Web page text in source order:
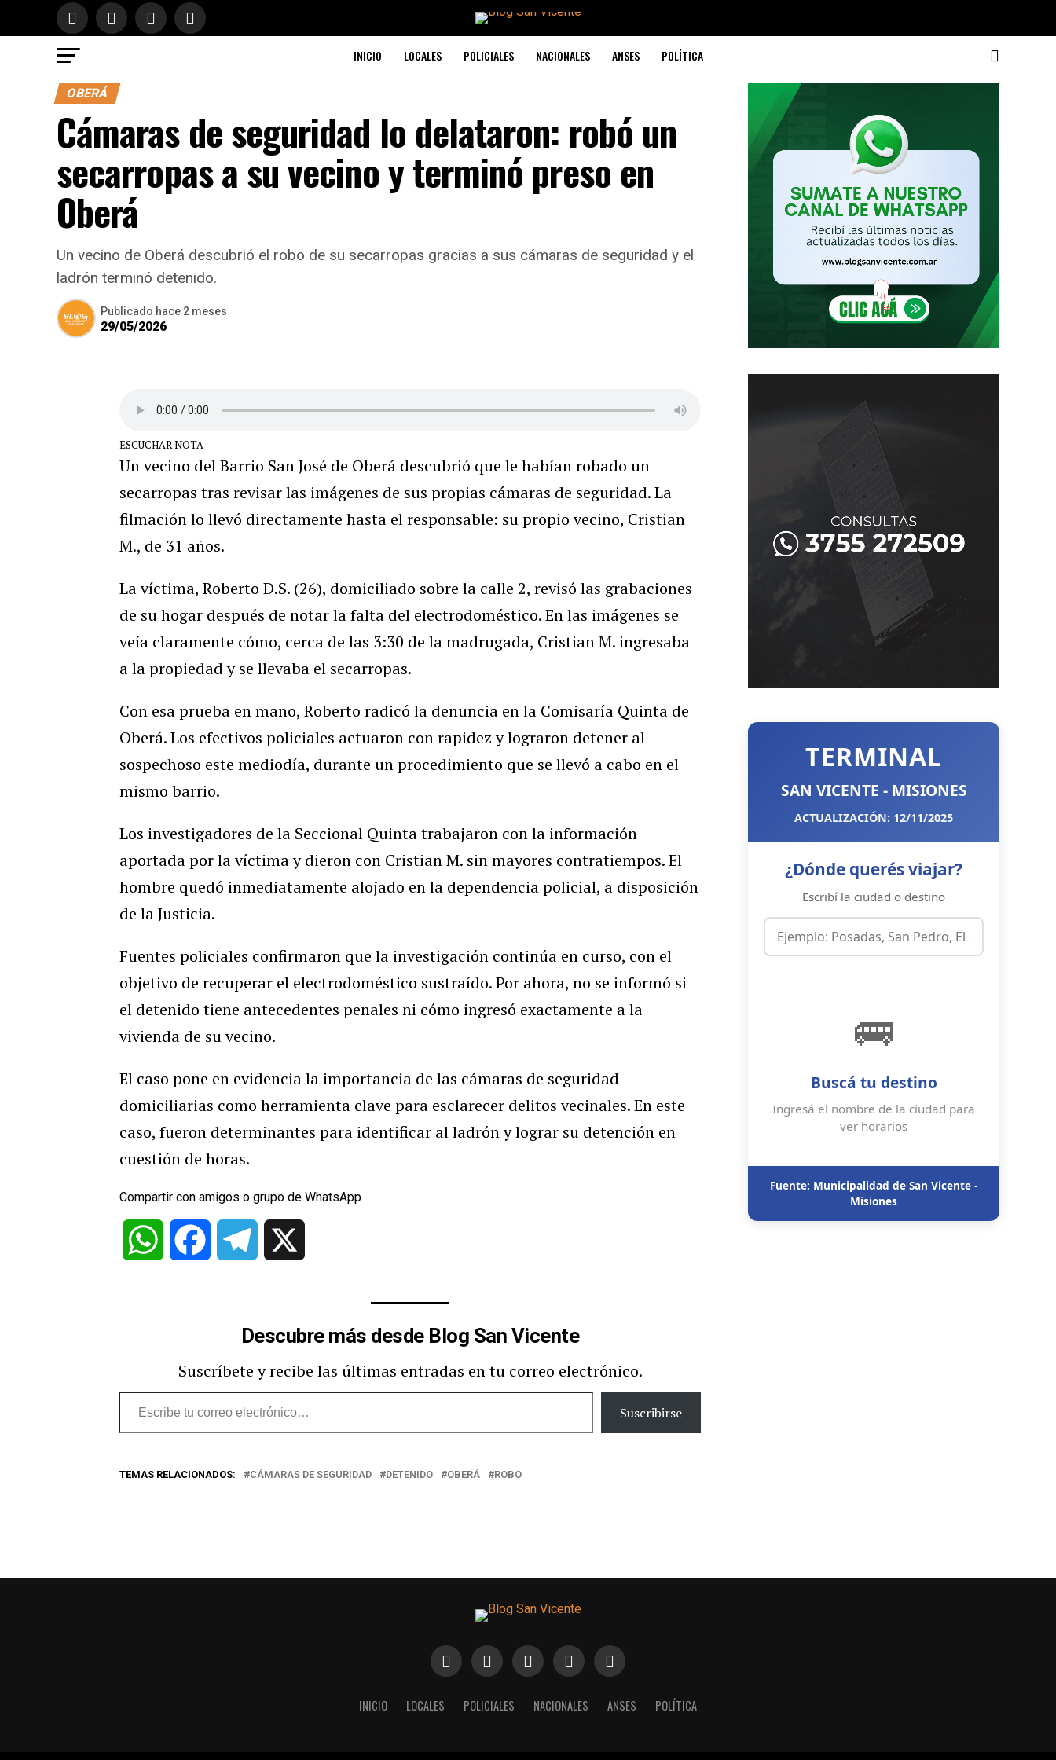
INICIO LOCALES POLICIALES NACIONALES ANSES POLÍTICA
OBERÁ
Cámaras de seguridad lo delataron: robó un
secarropas a su vecino y terminó preso en
Oberá
Un vecino de Oberá descubrió el robo de su secarropas gracias a sus cámaras de seguridad y el
ladrón terminó detenido.
Publicado hace 2 meses
29/05/2026
ESCUCHAR NOTA
Un vecino del Barrio San José de Oberá descubrió que le habían robado un
secarropas tras revisar las imágenes de sus propias cámaras de seguridad. La
filmación lo llevó directamente hasta el responsable: su propio vecino, Cristian
M., de 31 años.
La víctima, Roberto D.S. (26), domiciliado sobre la calle 2, revisó las grabaciones
de su hogar después de notar la falta del electrodoméstico. En las imágenes se
veía claramente cómo, cerca de las 3:30 de la madrugada, Cristian M. ingresaba
a la propiedad y se llevaba el secarropas.
Con esa prueba en mano, Roberto radicó la denuncia en la Comisaría Quinta de
Oberá. Los efectivos policiales actuaron con rapidez y lograron detener al
sospechoso este mediodía, durante un procedimiento que se llevó a cabo en el
mismo barrio.
Los investigadores de la Seccional Quinta trabajaron con la información
aportada por la víctima y dieron con Cristian M. sin mayores contratiempos. El
hombre quedó inmediatamente alojado en la dependencia policial, a disposición
de la Justicia.
Fuentes policiales confirmaron que la investigación continúa en curso, con el
objetivo de recuperar el electrodoméstico sustraído. Por ahora, no se informó si
el detenido tiene antecedentes penales ni cómo ingresó exactamente a la
vivienda de su vecino.
El caso pone en evidencia la importancia de las cámaras de seguridad
domiciliarias como herramienta clave para esclarecer delitos vecinales. En este
caso, fueron determinantes para identificar al ladrón y lograr su detención en
cuestión de horas.
Compartir con amigos o grupo de WhatsApp
WhatsApp Facebook Telegram
Descubre más desde Blog San Vicente
Suscríbete y recibe las últimas entradas en tu correo electrónico.
Escribe
tu
electrónico…
Suscribirse
TEMAS RELACIONADOS: CÁMARAS DE SEGURIDAD DETENIDO OBERÁ ROBO
TERMINAL
SAN VICENTE - MISIONES
ACTUALIZACIÓN: 12/11/2025
¿Dónde querés viajar?
Escribí la ciudad o destino
🚌
Buscá tu destino
Ingresá el nombre de la ciudad para
ver horarios
Fuente: Municipalidad de San Vicente -
Misiones
INICIO LOCALES POLICIALES NACIONALES ANSES POLÍTICA